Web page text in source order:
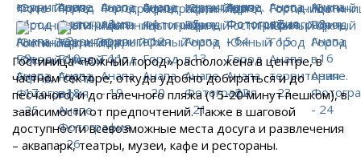
Гостиница «Южный город» расположена в центре, в
частном секторе, откуда удобно добираться и до
песчаного, и до галечного пляжа (15-20 минут пешком), в
зависимости от предпочтений. Также в шаговой
доступности всевозможные места досуга и развлечения
– аквапарк, театры, музеи, кафе и рестораны.